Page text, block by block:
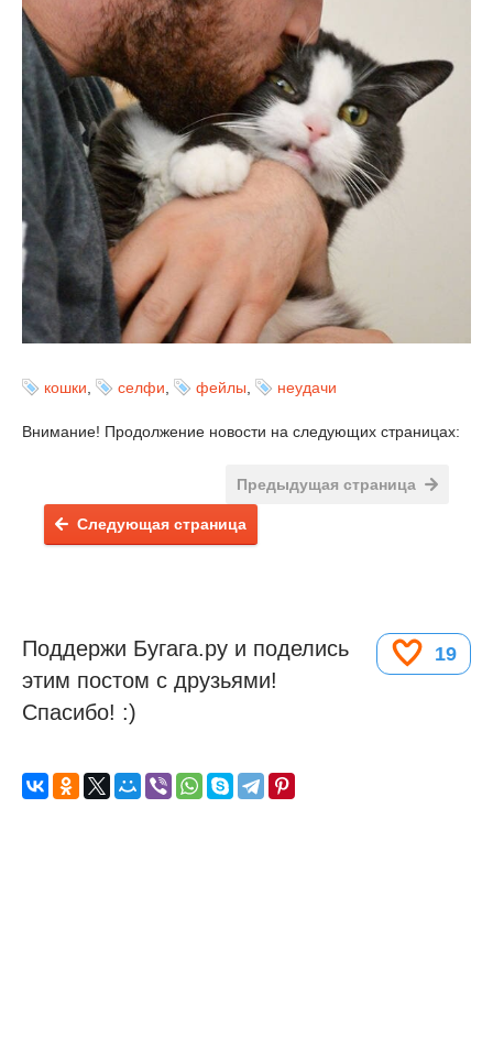
кошки селфи фейлы неудачи
Внимание! Продолжение новости на следующих страницах:
Предыдущая страница
Следующая страница
19
Поддержи Бугага.ру и поделись
этим постом с друзьями!
Спасибо! :)